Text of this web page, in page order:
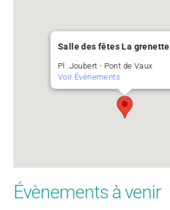
Salle des fêtes La grenette
Pl .Joubert - Pont de Vaux
Voir Évènements
Évènements à venir